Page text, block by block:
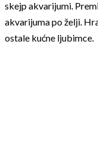
skejp akvarijumi.
akvarijuma po želji.
ostale kućne ljubimce.